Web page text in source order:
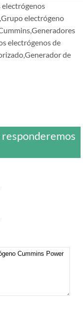
electrógenos
electrógeno
electrógenos de
de
responderemos